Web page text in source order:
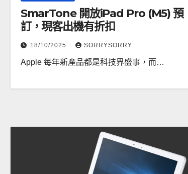
SmarTone 開放iPad Pro (M5) 預
訂，現客出機有折扣
18/10/2025 SORRYSORRY
Apple 每年新產品都是科技界盛事，而…